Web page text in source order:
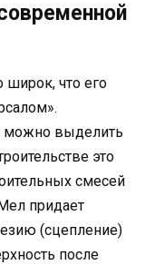
широк, что его
можно выделить
это
смесей
придает
(сцепление)
после